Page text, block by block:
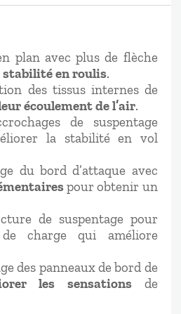
plan avec plus de flèche
stabilité en roulis.
des tissus internes de
écoulement de l’air.
de suspentage
la stabilité en vol
du bord d’attaque avec
pour obtenir un
de suspentage pour
charge qui améliore
des panneaux de bord de
les sensationsde